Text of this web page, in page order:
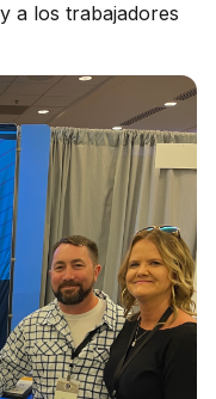
a los trabajadores